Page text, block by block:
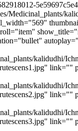
Medicinal_plants/
kalidudhi/
link=""
kalidudhi/
link=""
kalidudhi/
link=""